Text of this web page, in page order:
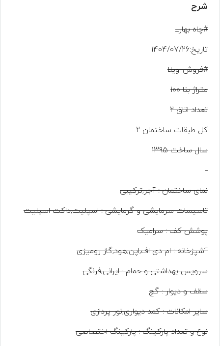
شرح
#چاه بهار_
تاریخ:1404/07/26
#فروش_ویلا
متراژ بنا 100
تعداد اتاق 2
کل طبقات ساختمان 2
سال ساخت 1395
نمای ساختمان : آجر,ترکیبی
تاسیسات سرمایشی و گرمایشی : اسپلیت,داکت اسپلیت
پوشش کف : سرامیک
آشپزخانه : ام دی اف,اپن,هود,گاز رومیزی
سرویس بهداشتی و حمام : ایرانی,فرنگی
سقف و دیوار : گچ
سایر امکانات : کمد دیواری,نور پردازی
نوع و تعداد پارکینگ : پارکینگ اختصاصی